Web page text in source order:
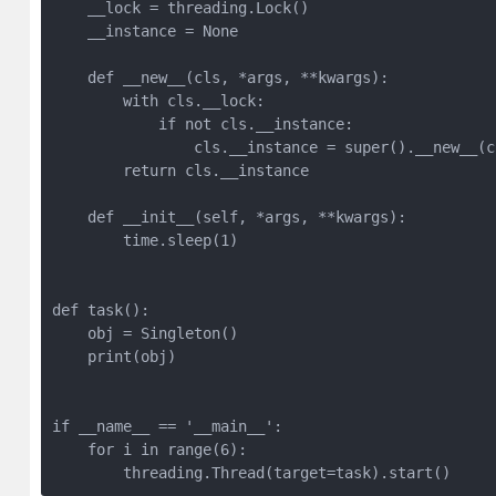
    __lock = threading.Lock()
    __instance = None
    def __new__(cls, *args, **kwargs):
        with cls.__lock:
            if not cls.__instance:
cls.__instance =
        return cls.__instance
    def __init__(self, *args, **kwargs):
        time.sleep(1)
def task():
    obj = Singleton()
    print(obj)
if __name__ == '__main__':
    for i in range(6):
        threading.Thread(target=task).start()